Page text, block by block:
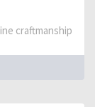
craftmanship